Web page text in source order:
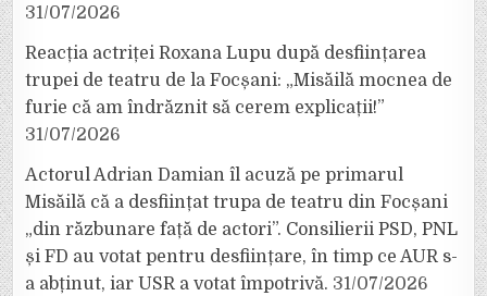
31/07/2026
Reacția actriței Roxana Lupu după desființarea
trupei de teatru de la Focșani: „Misăilă mocnea de
furie că am îndrăznit să cerem explicații!”
31/07/2026
Actorul Adrian Damian îl acuză pe primarul
Misăilă că a desființat trupa de teatru din Focșani
„din răzbunare față de actori”. Consilierii PSD, PNL
și FD au votat pentru desființare, în timp ce AUR s-
a abținut, iar USR a votat împotrivă. 31/07/2026